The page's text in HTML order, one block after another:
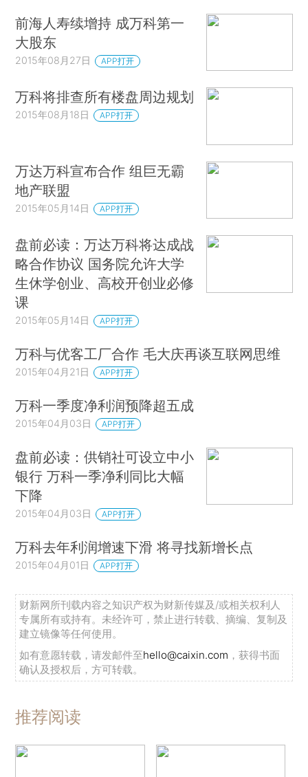
前海人寿续增持 成万科第一
大股东
2015年08月27日 APP打开
万科将排查所有楼盘周边规划
2015年08月18日 APP打开
万达万科宣布合作 组巨无霸
地产联盟
2015年05月14日 APP打开
盘前必读：万达万科将达成战
略合作协议 国务院允许大学
生休学创业、高校开创业必修
课
2015年05月14日 APP打开
万科与优客工厂合作 毛大庆再谈互联网思维
2015年04月21日 APP打开
万科一季度净利润预降超五成
2015年04月03日 APP打开
盘前必读：供销社可设立中小
银行 万科一季净利同比大幅
下降
2015年04月03日 APP打开
万科去年利润增速下滑 将寻找新增长点
2015年04月01日 APP打开
财新网所刊载内容之知识产权为财新传媒及/或相关权利人
专属所有或持有。未经许可，禁止进行转载、摘编、复制及
建立镜像等任何使用。
如有意愿转载，请发邮件至hello@caixin.com ，获得书面
确认及授权后，方可转载。
推荐阅读